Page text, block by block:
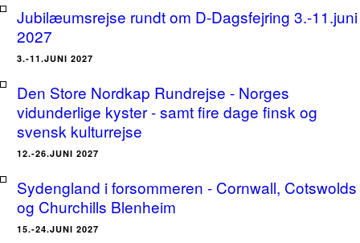
Jubilæumsrejse rundt om D-Dagsfejring 3.-11.juni
2027
3.-11.JUNI 2027
Den Store Nordkap Rundrejse - Norges
vidunderlige kyster - samt fire dage finsk og
svensk kulturrejse
12.-26.JUNI 2027
Sydengland i forsommeren - Cornwall, Cotswolds
og Churchills Blenheim
15.-24.JUNI 2027